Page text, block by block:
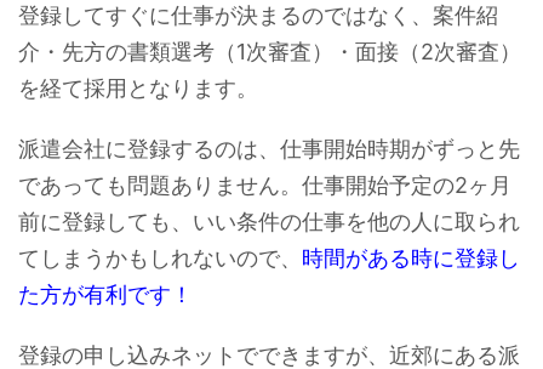
登録してすぐに仕事が決まるのではなく、案件紹
介・先方の書類選考（1次審査）・面接（2次審査）
を経て採用となります。
派遣会社に登録するのは、仕事開始時期がずっと先
であっても問題ありません。仕事開始予定の2ヶ月
前に登録しても、いい条件の仕事を他の人に取られ
てしまうかもしれないので、 時間がある時に登録し
た方が有利です！
登録の申し込みネットでできますが、近郊にある派